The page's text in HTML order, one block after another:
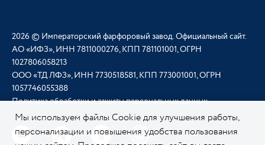
2026 © Императорский фарфоровый завод. Официальный сайт.
АО «ИФЗ», ИНН 7811000276, КПП 781101001, ОГРН
1027806058213
ООО «ТД ЛФЗ», ИНН 7730518581, КПП 773001001, ОГРН
1057746055388
Политика обработки и защиты персональных данных
Мы используем файлы Cookie для улучшения работы,
персонализации и повышения удобства пользования